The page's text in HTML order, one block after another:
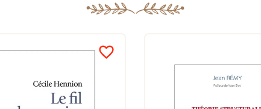
favorite_border